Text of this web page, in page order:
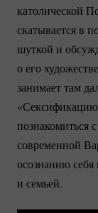
католической
скатывается в
шуткой и
о его
занимает там
познакомиться
современной
осознанию
и семьей.